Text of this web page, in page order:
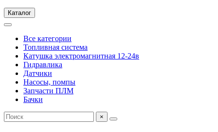
Каталог
Все категории
Топливная система
Катушка электромагнитная 12-24в
Гидравлика
Датчики
Насосы, помпы
Запчасти ПЛМ
Бачки
×